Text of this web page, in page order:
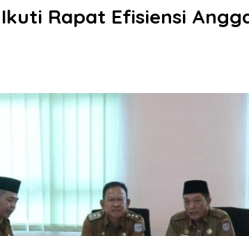
Rapat Efisiensi